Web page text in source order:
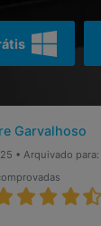
Garvalhoso
• Arquivado para: